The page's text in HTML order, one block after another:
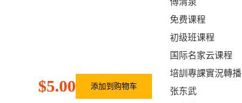
$5.00 添加到购物车
免费课程
初级班课程
国际名家云课程
培訓專課實況轉播
张东武